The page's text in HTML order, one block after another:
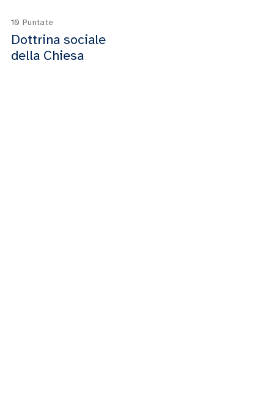
10 Puntate
Dottrina sociale
della Chiesa